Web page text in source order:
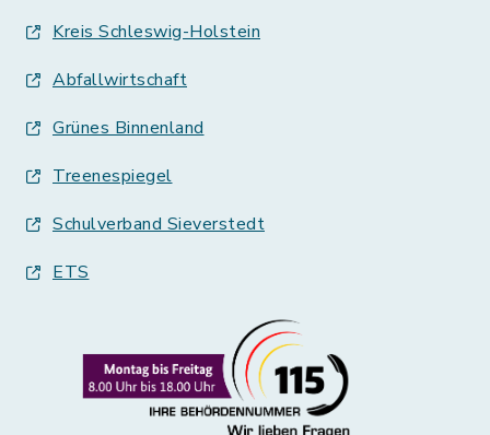
Kreis Schleswig-Holstein
Abfallwirtschaft
Grünes Binnenland
Treenespiegel
Schulverband Sieverstedt
ETS